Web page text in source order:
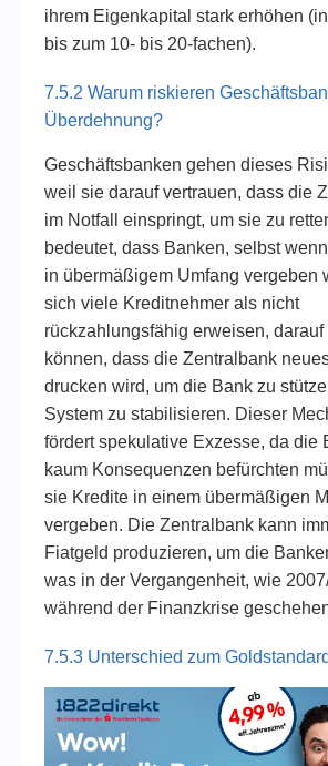
ihrem Eigenkapital stark erhöhen
bis zum 10- bis 20-fachen).
7.5.2 Warum riskieren
Überdehnung?
Geschäftsbanken gehen dieses
weil sie darauf vertrauen, dass die
im Notfall einspringt, um sie zu
bedeutet, dass Banken, selbst
in übermäßigem Umfang vergeben
sich viele Kreditnehmer als nicht
rückzahlungsfähig erweisen, darauf
können, dass die Zentralbank
drucken wird, um die Bank zu
System zu stabilisieren. Dieser
fördert spekulative Exzesse, da die
kaum Konsequenzen befürchten
sie Kredite in einem übermäßigen
vergeben. Die Zentralbank kann
Fiatgeld produzieren, um die
was in der Vergangenheit, wie
während der Finanzkrise
7.5.3 Unterschied zum Goldstandard